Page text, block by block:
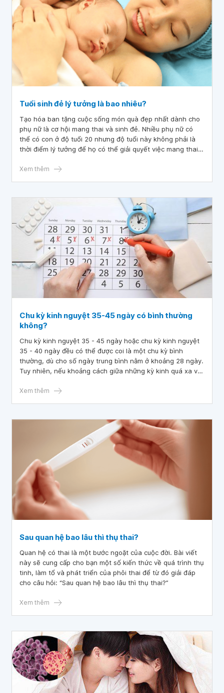
Tuổi sinh đẻ lý tưởng là bao nhiêu?
Tạo hóa ban tặng cuộc sống món quà đẹp nhất dành cho
phụ nữ là cơ hội mang thai và sinh đẻ. Nhiều phụ nữ có
thể có con ở độ tuổi 20 nhưng độ tuổi này không phải là
thời điểm lý tưởng để họ có thể giải quyết việc mang thai
sàng ở độ tuổi 30.
Xem thêm
Chu kỳ kinh nguyệt 35-45 ngày có bình thường
không?
Chu kỳ kinh nguyệt 35 - 45 ngày hoặc chu kỳ kinh nguyệt
35 - 40 ngày đều có thể được coi là một chu kỳ bình
thường, dù cho số ngày trung bình nằm ở khoảng 28 ngày.
Tuy nhiên, nếu khoảng cách giữa những kỳ kinh quá xa và
của các tình trạng viêm nhiễm cần phải được khám và điều
Xem thêm
Sau quan hệ bao lâu thì thụ thai?
Quan hệ có thai là một bước ngoặt của cuộc đời. Bài viết
này sẽ cung cấp cho bạn một số kiến thức về quá trình thụ
tinh, làm tổ và phát triển của phôi thai để từ đó giải đáp
cho câu hỏi: “Sau quan hệ bao lâu thì thụ thai?”
Xem thêm